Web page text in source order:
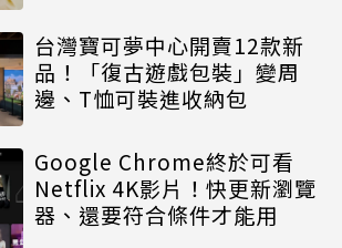
台灣寶可夢中心開賣12款新
品！「復古遊戲包裝」變周
邊、T恤可裝進收納包
Google Chrome終於可看
Netflix 4K影片！快更新瀏覽
器、還要符合條件才能用